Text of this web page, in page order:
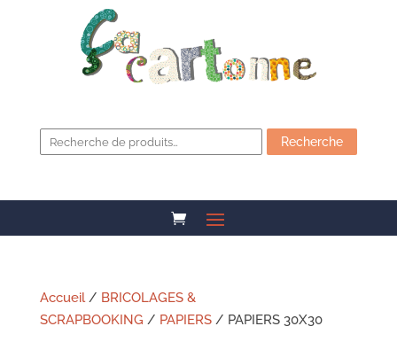
pour :
Recherche
Accueil/ BRICOLAGES &
SCRAPBOOKING / PAPIERS/ PAPIERS 30X30